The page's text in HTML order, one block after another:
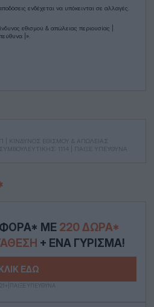
ενδέχεται να υπόκεινται σε αλλαγές.
εθισμού & απώλειας περιουσίας |
|».
| ΚΙΝΔΥΝΟΣ ΕΘΙΣΜΟΥ & ΑΠΩΛΕΙΑΣ
1114 | ΠΑΙΞΕ ΥΠΕΥΘΥΝΑ
ΜΕ 220 ΔΏΡΑ*
+ ΈΝΑ ΓΎΡΙΣΜΑ!
ΥΠΕΥΘΥΝΑ
ΕΔΩ